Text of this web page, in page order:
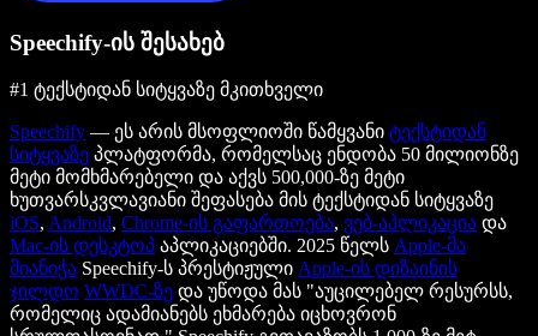
Speechify-ის შესახებ
#1 ტექსტიდან სიტყვაზე მკითხველი
Speechify — ეს არის მსოფლიოში წამყვანი ტექსტიდან
სიტყვაზე პლატფორმა, რომელსაც ენდობა 50 მილიონზე
მეტი მომხმარებელი და აქვს 500,000-ზე მეტი
ხუთვარსკვლავიანი შეფასება მის ტექსტიდან სიტყვაზე
iOS, Android, Chrome-ის გაფართოება, ვებ-აპლიკაცია და
Mac-ის დესკტოპ აპლიკაციებში. 2025 წელს Apple-მა
მიანიჭა Speechify-ს პრესტიჟული Apple-ის დიზაინის
ჯილდო WWDC-ზე და უწოდა მას "აუცილებელ რესურსს,
რომელიც ადამიანებს ეხმარება იცხოვრონ